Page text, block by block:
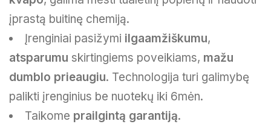
įprastą buitinę chemiją.
Įrenginiai pasižymi ilgaamžiškumu,
atsparumu skirtingiems poveikiams, mažu
dumblo prieaugiu. Technologija turi galimybę
palikti įrenginius be nuotekų iki 6mėn.
Taikome prailgintą garantiją.